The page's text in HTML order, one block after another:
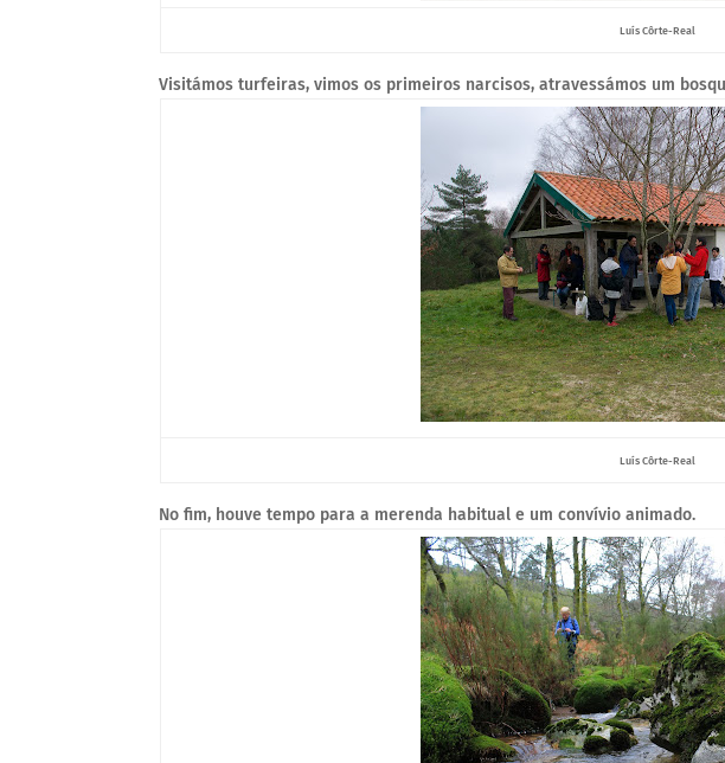
Luís Côrte-Real
Visitámos turfeiras, vimos os primeiros narcisos, atravessámos um
Luís Côrte-Real
No fim, houve tempo para a merenda habitual e um convívio animado.